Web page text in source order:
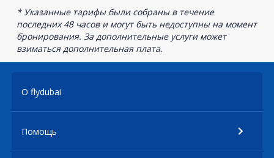
* Указанные тарифы были собраны в течение
последних 48 часов и могут быть недоступны на момент
бронирования. За дополнительные услуги может
взиматься дополнительная плата.
О flydubai
Помощь